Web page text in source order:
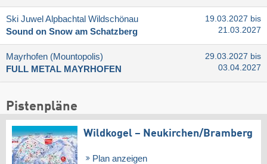
Ski Juwel Alpbachtal Wildschönau
Sound on Snow am Schatzberg
19.03.2027 bis
21.03.2027
Mayrhofen (Mountopolis)
FULL METAL MAYRHOFEN
29.03.2027 bis
03.04.2027
Pistenpläne
Wildkogel – Neukirchen/​Bramberg
Plan anzeigen